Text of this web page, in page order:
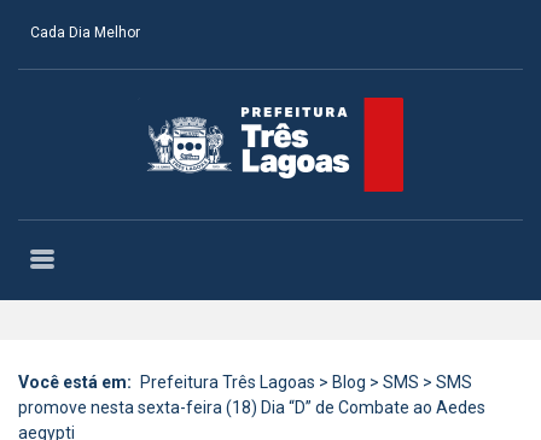
Cada Dia Melhor
Você está em: Prefeitura Três Lagoas > Blog > SMS > SMS
promove nesta sexta-feira (18) Dia “D” de Combate ao Aedes
aegypti